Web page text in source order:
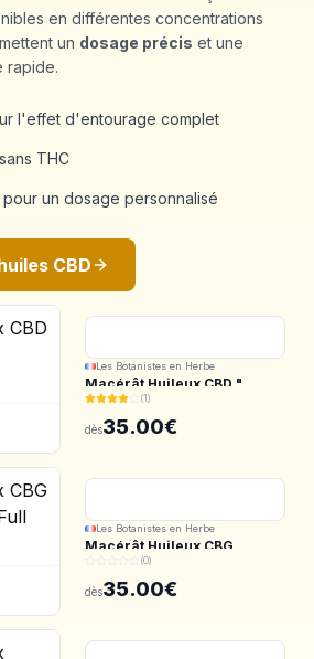
Les Botanistes en Herbe
Macérât Huileux CBD "
L'Intense" - Full Spectrum
(1)
dès35.00€
Les Botanistes en Herbe
Macérât Huileux CBG
"L'Energisante" - Full
Spectrum
(0)
dès35.00€
en différentes concentrations
un dosage précis et une
rapide.
l'effet d'entourage complet
sans THC
pour un dosage personnalisé
CBD